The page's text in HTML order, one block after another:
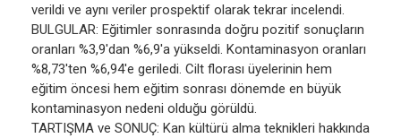
verildi ve aynı veriler prospektif olarak tekrar incelendi.
BULGULAR: Eğitimler sonrasında doğru pozitif sonuçların
oranları %3,9'dan %6,9'a yükseldi. Kontaminasyon oranları
%8,73'ten %6,94'e geriledi. Cilt florası üyelerinin hem
eğitim öncesi hem eğitim sonrası dönemde en büyük
kontaminasyon nedeni olduğu görüldü.
TARTIŞMA ve SONUÇ: Kan kültürü alma teknikleri hakkında